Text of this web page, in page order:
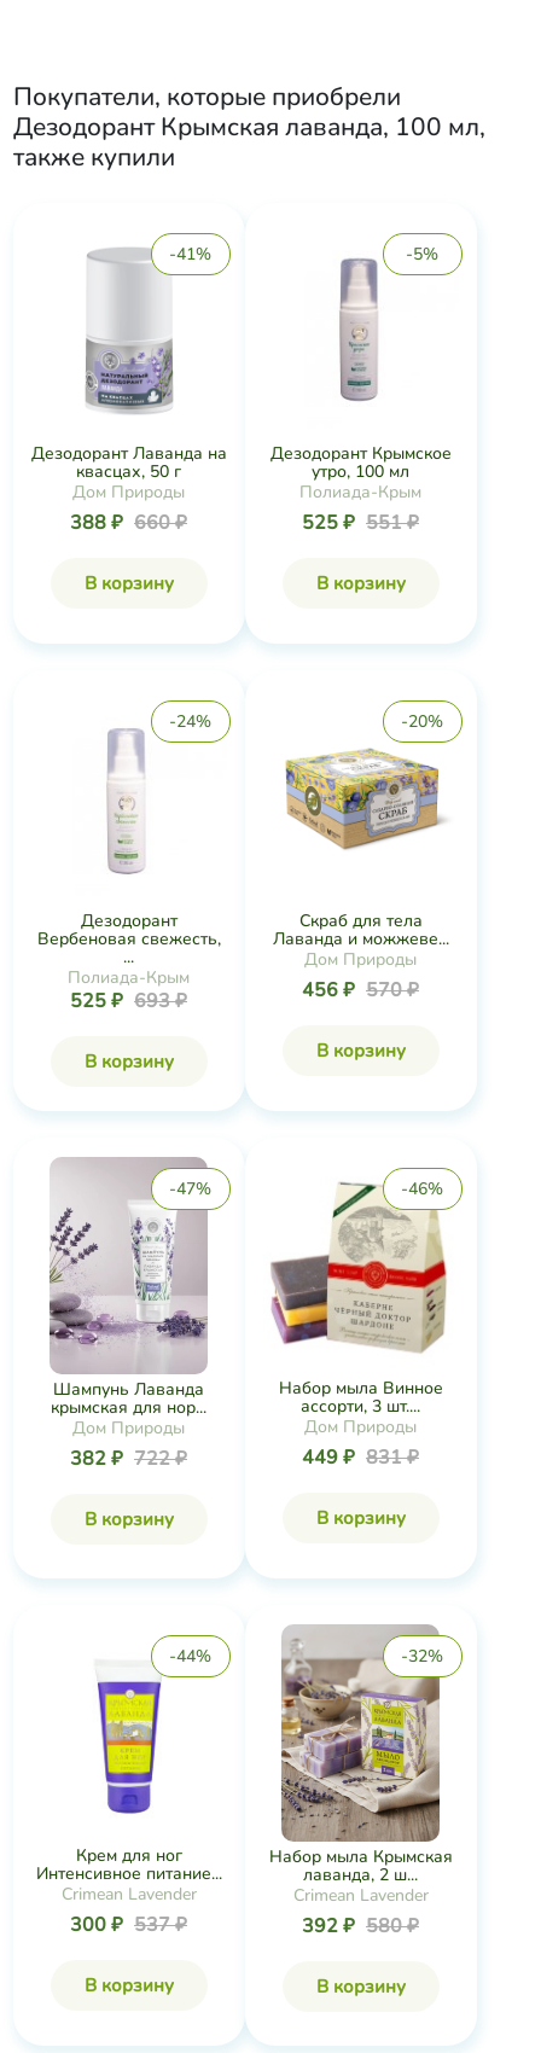
Покупатели, которые приобрели
Дезодорант Крымская лаванда, 100 мл,
также купили
-41%
Дезодорант Лаванда на
квасцах, 50 г
Дом Природы
388 ₽ 660 ₽
В корзину
-5%
Дезодорант Крымское
утро, 100 мл
Полиада-Крым
525 ₽ 551 ₽
В корзину
-24%
Дезодорант
Вербеновая свежесть,
...
Полиада-Крым
525 ₽ 693 ₽
В корзину
-20%
Скраб для тела
Лаванда и можжеве...
Дом Природы
456 ₽ 570 ₽
В корзину
-47%
Шампунь Лаванда
крымская для нор...
Дом Природы
382 ₽ 722 ₽
В корзину
-46%
Набор мыла Винное
ассорти, 3 шт....
Дом Природы
449 ₽ 831 ₽
В корзину
-44%
Крем для ног
Интенсивное питание...
Crimean Lavender
300 ₽ 537 ₽
В корзину
-32%
Набор мыла Крымская
лаванда, 2 ш...
Crimean Lavender
392 ₽ 580 ₽
В корзину